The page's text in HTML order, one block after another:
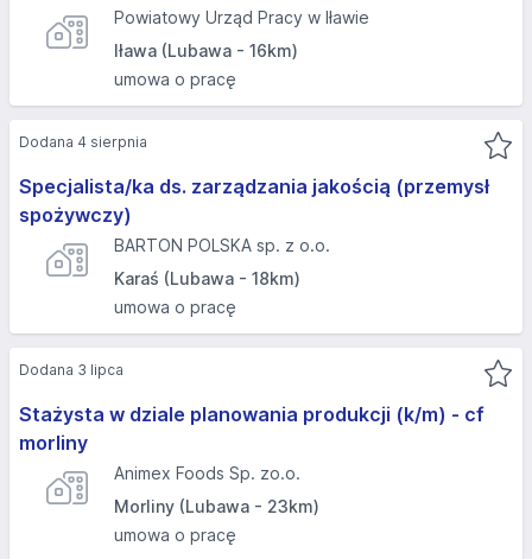
Powiatowy Urząd Pracy w Iławie
Iława (Lubawa - 16km)
umowa o pracę
Specjalista/ka ds. zarządzania jakością (przemysł
spożywczy)
BARTON POLSKA sp. z o.o.
Karaś (Lubawa - 18km)
umowa o pracę
Dodana 4 sierpnia
Stażysta w dziale planowania produkcji (k/m) - cf
morliny
Animex Foods Sp. zo.o.
Morliny (Lubawa - 23km)
umowa o pracę
Dodana 3 lipca